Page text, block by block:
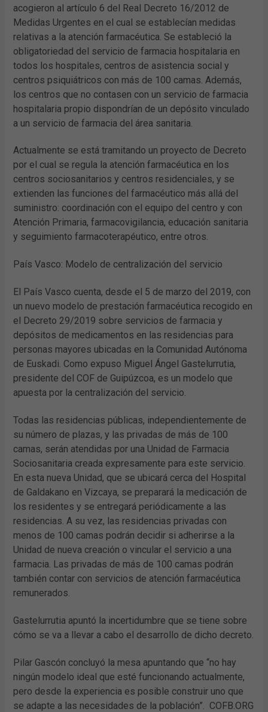
acogieron al artículo 6 del Real Decreto 16/2012 de
Medidas Urgentes en el cual se establecían medidas
relativas a la atención farmacéutica. Se estableció la
obligatoriedad del servicio de farmacia hospitalaria en
todos los hospitales, centros de asistencia social y
centros psiquiátricos con más de 100 camas. Además,
los centros que no contasen con un servicio de farmacia
hospitalaria propio dispondrían de un depósito vinculado
a un servicio de farmacia del área sanitaria.
Actualmente se está tramitando un proyecto de Decreto
por el cual se regula la atención farmacéutica en los
centros sociosanitarios y centros residenciales, y se
extienden las funciones del farmacéutico más allá del
suministro: coordinación con el equipo del centro y con
Atención Primaria, farmacovigilancia, educación sanitaria
y seguimiento farmacoterapéutico, entre otros.
País Vasco: Modelo de centralización del servicio
El País Vasco cuenta, desde el 5 de marzo del 2019, con
un nuevo modelo de prestación farmacéutica recogido en
el Decreto 29/2019 sobre servicios de farmacia y
depósitos de medicamentos en las residencias para
personas mayores ubicadas en la Comunidad Autónoma
de Euskadi. Como expuso Miguel Ángel Gastelurrutia,
presidente del COF de Guipúzcoa, es un modelo que
apuesta por la centralización del servicio.
Todas las residencias públicas, independientemente de
su número de plazas, y las privadas de más de 100
camas, serán atendidas por una Unidad de Farmacia
Sociosanitaria creada expresamente para este servicio.
En esta nueva Unidad, que se ubicará cerca del Hospital
de Galdakano en Vizcaya, se preparará la medicación de
los residentes y se entregará periódicamente a las
residencias. A su vez, las residencias privadas con
menos de 100 camas podrán decidir si adherirse a la
Unidad de nueva creación o vincular el servicio a una
farmacia. Las privadas de más de 100 camas podrán
también contar con servicios de atención farmacéutica
remunerados.
Gastelurrutia apuntó la incertidumbre que se tiene sobre
cómo se va a llevar a cabo el desarrollo de dicho decreto.
Pilar Gascón concluyó la mesa apuntando que “no hay
ningún modelo ideal que esté funcionando actualmente,
pero desde la experiencia es posible construir uno que
se adapte a las necesidades de la población”. COFB.ORG